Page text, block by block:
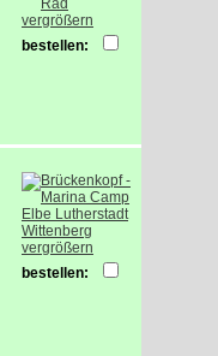
vergrößern
bestellen:
vergrößern
bestellen: